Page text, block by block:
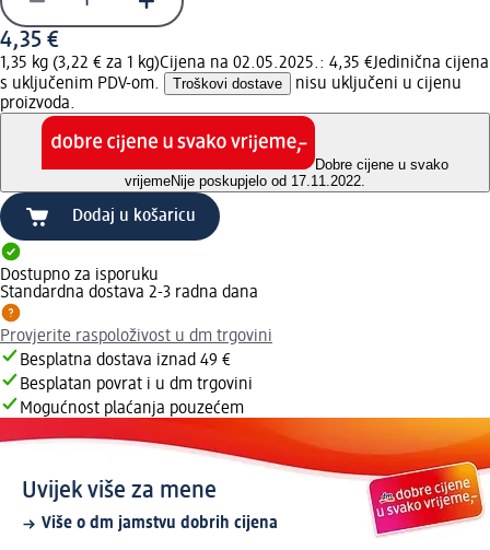
4,35 €
1,35 kg (3,22 € za 1 kg)Cijena na 02.05.2025.: 4,35 €Jedinična cijena
s uključenim PDV-om.
Troškovi dostave
nisu uključeni u cijenu
proizvoda.
Dobre cijene u svako
vrijemeNije poskupjelo od 17.11.2022.
Dodaj u košaricu
Dostupno za isporuku
Standardna dostava 2-3 radna dana
Provjerite raspoloživost u dm trgovini
Besplatna dostava iznad 49 €
Besplatan povrat i u dm trgovini
Mogućnost plaćanja pouzećem
Uvijek više za mene
Više o dm jamstvu dobrih cijena